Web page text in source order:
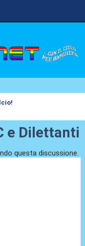
e Dilettanti
questa discussione.